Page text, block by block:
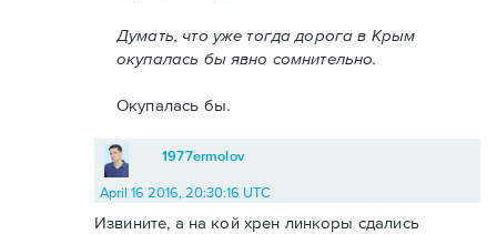
Думать, что уже тогда дорога в Крым
окупалась бы явно сомнительно.
Окупалась бы.
1977ermolov
April 16 2016, 20:30:16 UTC
Извините, а на кой хрен линкоры сдались